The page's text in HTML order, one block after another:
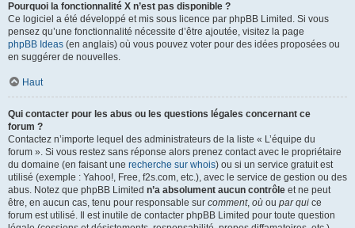
Pourquoi la fonctionnalité X n’est pas disponible ?
Ce logiciel a été développé et mis sous licence par phpBB Limited. Si vous
pensez qu’une fonctionnalité nécessite d’être ajoutée, visitez la page
phpBB Ideas (en anglais) où vous pouvez voter pour des idées proposées ou
en suggérer de nouvelles.
Haut
Qui contacter pour les abus ou les questions légales concernant ce
forum ?
Contactez n’importe lequel des administrateurs de la liste « L’équipe du
forum ». Si vous restez sans réponse alors prenez contact avec le propriétaire
du domaine (en faisant une recherche sur whois) ou si un service gratuit est
utilisé (exemple : Yahoo!, Free, f2s.com, etc.), avec le service de gestion ou des
abus. Notez que phpBB Limited n’a absolument aucun contrôle et ne peut
être, en aucun cas, tenu pour responsable sur comment, où ou par qui ce
forum est utilisé. Il est inutile de contacter phpBB Limited pour toute question